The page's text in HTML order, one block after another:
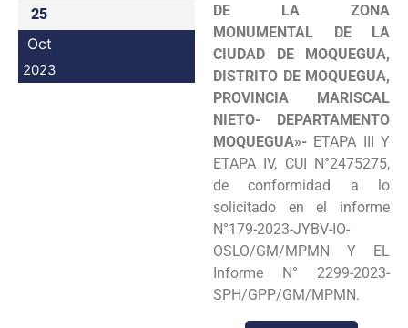
25
Oct
2023
DE LA ZONA
MONUMENTAL DE LA
CIUDAD DE MOQUEGUA,
DISTRITO DE MOQUEGUA,
PROVINCIA MARISCAL
NIETO- DEPARTAMENTO
MOQUEGUA»- ETAPA III Y
ETAPA IV, CUI N°2475275,
de conformidad a lo
solicitado en el informe
N°179-2023-JYBV-IO-
OSLO/GM/MPMN Y EL
Informe N° 2299-2023-
SPH/GPP/GM/MPMN.